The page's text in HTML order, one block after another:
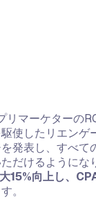
リマーケターの
使したリエンゲ
発表し、すべて
だけるようにな
15%向上し、
。